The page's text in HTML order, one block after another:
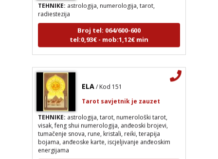
radiestezija
Broj tel: 064/600-600
tel:0,93€ - mob:1,12€ min
TEHNIKE:astrologija, tarot, numerološki tarot,
visak, feng shui numerologija, anđeoski brojevi,
tumačenje snova, rune, kristali, reiki, terapija
bojama, anđeoske karte, iscjeljivanje anđeoskim
energijama
VIKTORIJA
Tarot savjetnik je zauzet
TEHNIKE:astrologija, numerologija, tarot, radiestezija
Broj tel: 064/600-600
tel:0,93€ - mob:1,12€ min